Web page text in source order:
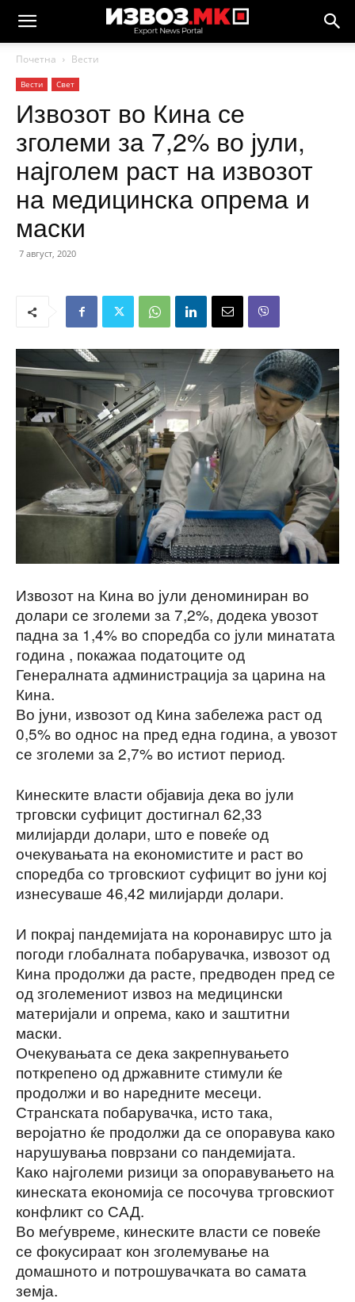
Почетна Вести
Вести Свет
Извозот во Кина се
зголеми за 7,2% во јули,
најголем раст на извозот
на медицинска опрема и
маски
7 август, 2020
Извозот на Кина во јули деноминиран во
долари се зголеми за 7,2%, додека увозот
падна за 1,4% во споредба со јули минатата
година , покажаа податоците од
Генералната администрација за царина на
Кина.
Во јуни, извозот од Кина забележа раст од
0,5% во однос на пред една година, а увозот
се зголеми за 2,7% во истиот период.
Кинеските власти објавија дека во јули
трговски суфицит достигнал 62,33
милијарди долари, што е повеќе од
очекувањата на економистите и раст во
споредба со трговскиот суфицит во јуни кој
изнесуваше 46,42 милијарди долари.
И покрај пандемијата на коронавирус што ја
погоди глобалната побарувачка, извозот од
Кина продолжи да расте, предводен пред се
од зголемениот извоз на медицински
материјали и опрема, како и заштитни
маски.
Очекувањата се дека закрепнувањето
поткрепено од државните стимули ќе
продолжи и во наредните месеци.
Странската побарувачка, исто така,
веројатно ќе продолжи да се опоравува како
нарушувања поврзани со пандемијата.
Како најголеми ризици за опоравувањето на
кинеската економија се посочува трговскиот
конфликт со САД.
Во меѓувреме, кинеските власти се повеќе
се фокусираат кон зголемување на
домашното и потрошувачката во самата
земја.